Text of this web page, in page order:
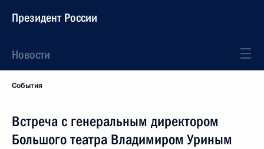
Президент России
Новости
События
Встреча с генеральным директором
Большого театра Владимиром Уриным